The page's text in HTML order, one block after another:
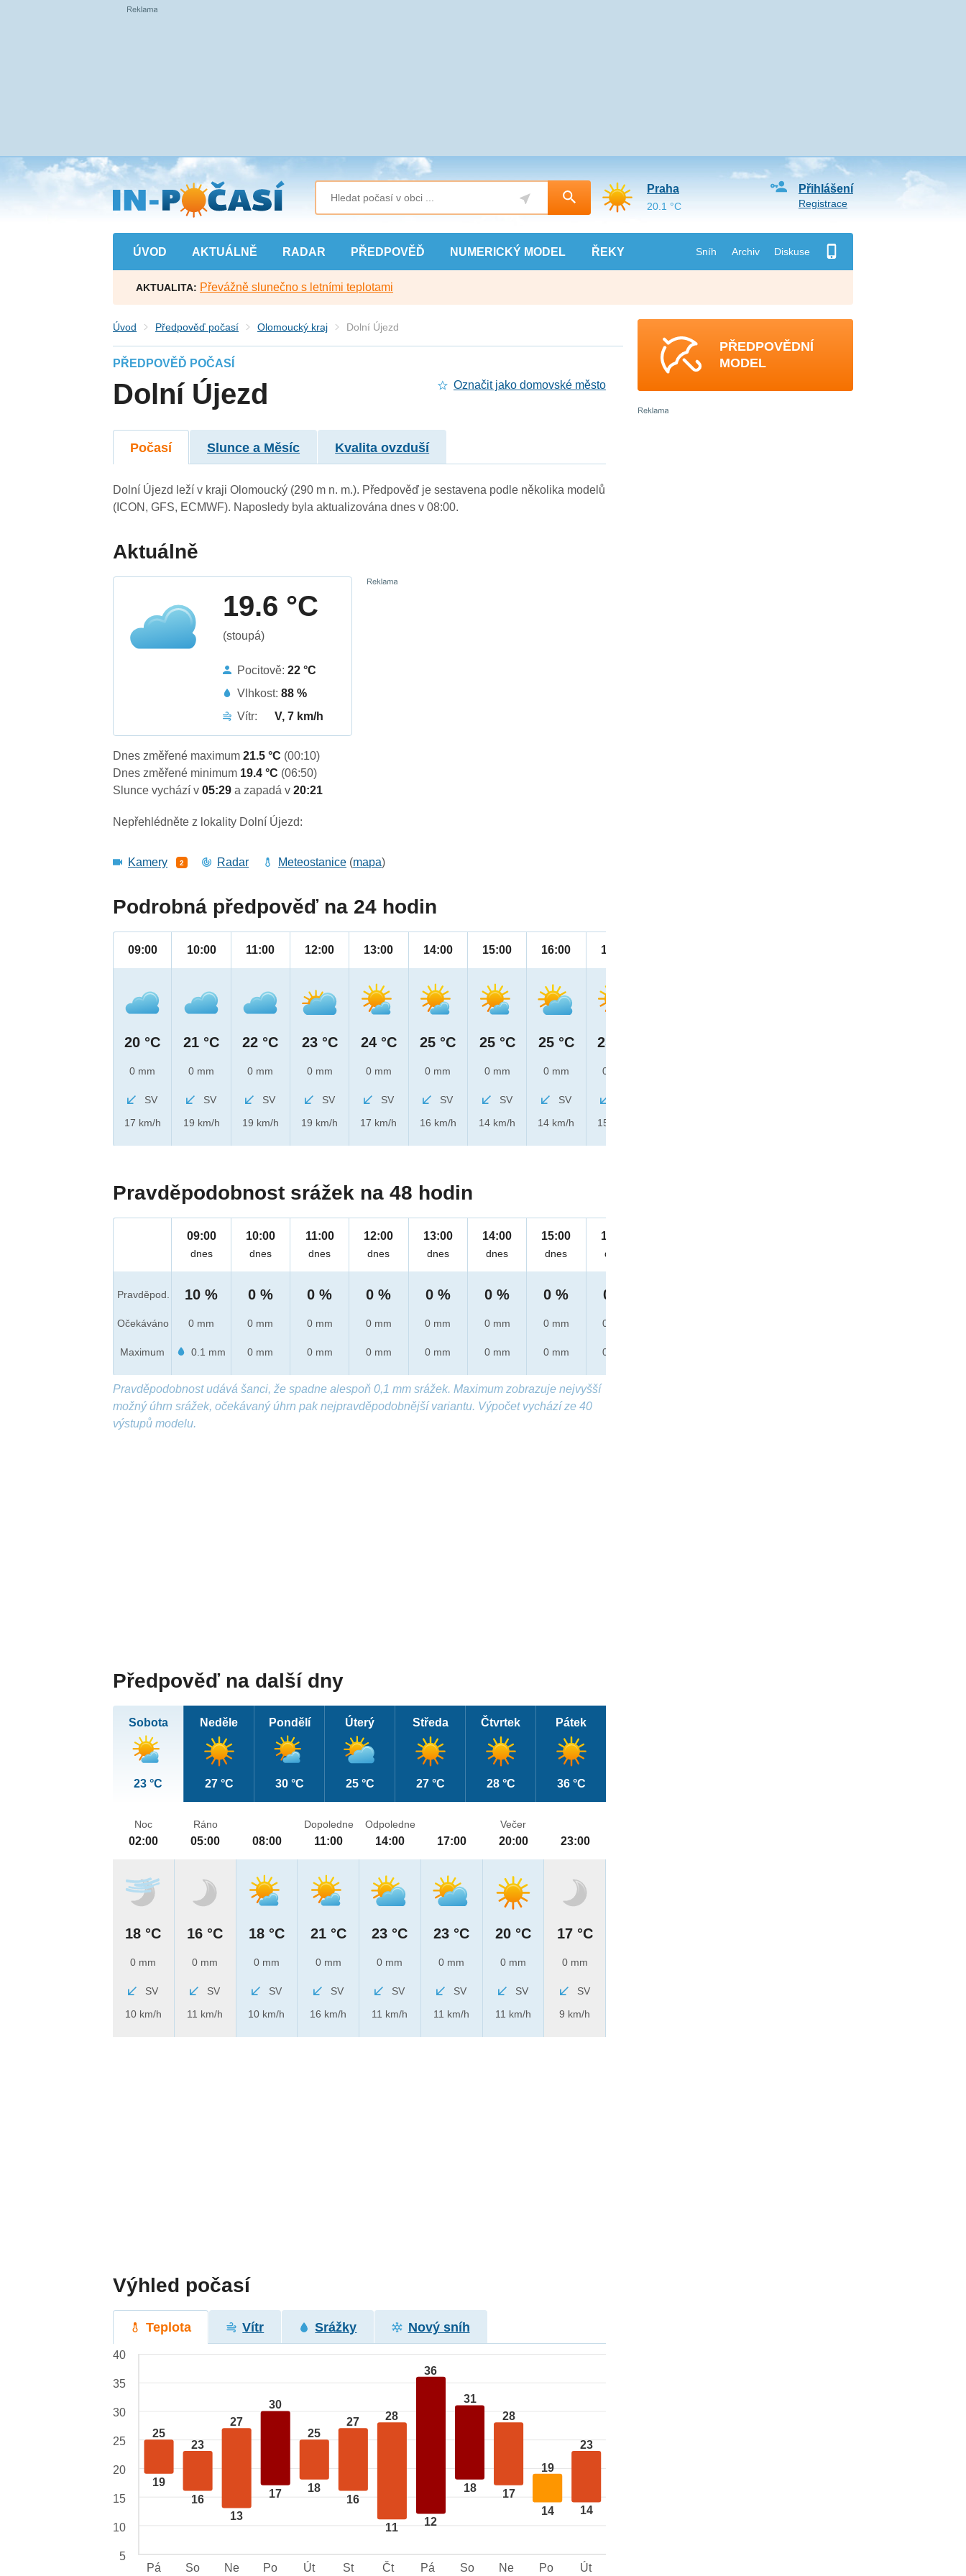
Přejít
na
hlavní
obsah
ÚVOD AKTUÁLNĚ RADAR PŘEDPOVĚĎ NUMERICKÝ MODEL ŘEKY Sníh Archiv Diskuse
Přihlášení
Registrace
Praha
20.1 °C
AKTUALITA: Převážně slunečno s letními teplotami
Úvod Předpověď počasí Olomoucký kraj Dolní Újezd
PŘEDPOVĚĎ POČASÍ
Dolní Újezd Označit jako domovské město
Počasí Slunce a Měsíc Kvalita ovzduší
Dolní Újezd leží v kraji Olomoucký (290 m n. m.). Předpověď je sestavena podle několika modelů
(ICON, GFS, ECMWF). Naposledy byla aktualizována dnes v 08:00.
Aktuálně
19.6 °C
(stoupá)
Pocitově:22 °C
Vlhkost:88 %
Vítr:
V, 7 km/h
Dnes změřené maximum21.5 °C (00:10)
Dnes změřené minimum 19.4 °C (06:50)
Slunce vychází v05:29a zapadá v20:21
Nepřehlédněte z lokality Dolní Újezd:
Kamery 2 Radar Meteostanice (mapa)
Podrobná předpověď na 24 hodin
09:00
20 °C
0 mm
SV
17 km/h
10:00
21 °C
0 mm
SV
19 km/h
11:00
22 °C
0 mm
SV
19 km/h
12:00
23 °C
0 mm
SV
19 km/h
13:00
24 °C
0 mm
SV
17 km/h
14:00
25 °C
0 mm
SV
16 km/h
15:00
25 °C
0 mm
SV
14 km/h
16:00
25 °C
0 mm
SV
14 km/h
17:00
25 °C
0 mm
15 km/h
Pravděpodobnost srážek na 48 hodin
Pravděpod.
Očekáváno
Maximum
09:00
dnes
10 %
0 mm
0.1 mm
10:00
dnes
0 %
0 mm
0 mm
11:00
dnes
0 %
0 mm
0 mm
12:00
dnes
0 %
0 mm
0 mm
13:00
dnes
0 %
0 mm
0 mm
14:00
dnes
0 %
0 mm
0 mm
15:00
dnes
0 %
0 mm
0 mm
16:00
dnes
0 %
0 mm
0 mm
Pravděpodobnost udává šanci, že spadne alespoň 0,1 mm srážek. Maximum zobrazuje nejvyšší
možný úhrn srážek, očekávaný úhrn pak nejpravděpodobnější variantu. Výpočet vychází ze 40
výstupů modelu.
Předpověď na další dny
Sobota
23 °C
Neděle
27 °C
Pondělí
30 °C
Úterý
25 °C
Středa
27 °C
Čtvrtek
28 °C
Pátek
36 °C
Noc
02:00
18 °C
0 mm
SV
10 km/h
Ráno
05:00
16 °C
0 mm
SV
11 km/h
08:00
18 °C
0 mm
SV
10 km/h
Dopoledne
11:00
21 °C
0 mm
SV
16 km/h
Odpoledne
14:00
23 °C
0 mm
SV
11 km/h
17:00
23 °C
0 mm
SV
11 km/h
Večer
20:00
20 °C
0 mm
SV
11 km/h
23:00
17 °C
0 mm
SV
9 km/h
Výhled počasí
Teplota Vítr Srážky Nový sníh
25
19
23
16
27
13
30
17
25
18
27
16
28
11
36
12
31
18
28
17
19
14
23
14
40
35
30
25
20
15
10
5
Pá
So Ne Po Út St Čt Pá So Ne Po Út
PŘEDPOVĚDNÍ
MODEL